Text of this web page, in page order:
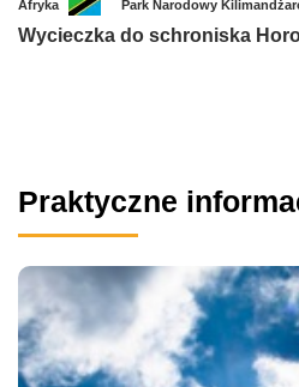
Afryka Park Narodowy
Wycieczka do schroniska
Praktyczne